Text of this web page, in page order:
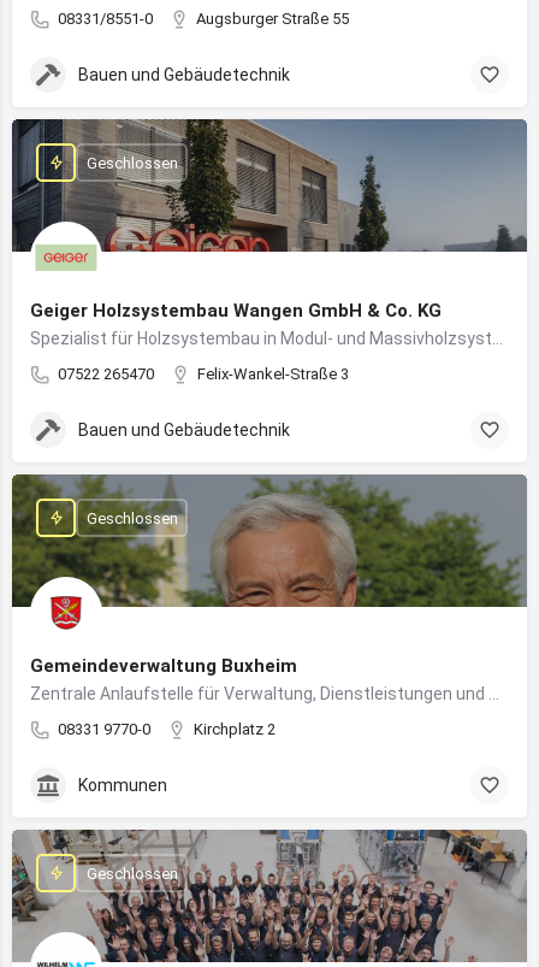
08331/8551-0 Augsburger Straße 55
Bauen und Gebäudetechnik
Geiger Holzsystembau Wangen GmbH & Co. KG
07522 265470 Felix-Wankel-Straße 3
Geschlossen
Bauen und Gebäudetechnik
Gemeindeverwaltung Buxheim
08331 9770-0 Kirchplatz 2
Geschlossen
Kommunen
Geschlossen